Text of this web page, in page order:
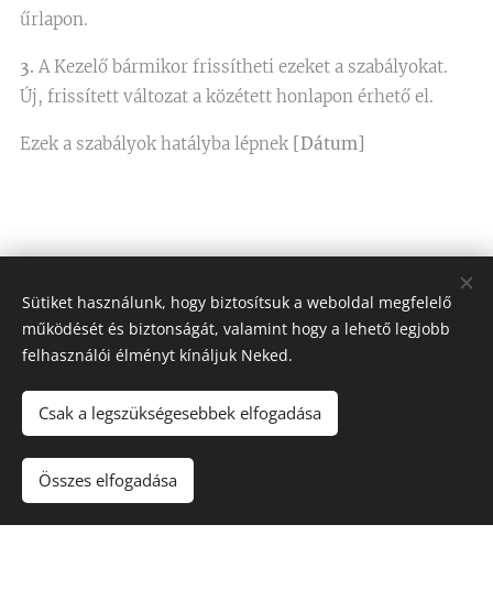
űrlapon.
3. A Kezelő bármikor frissítheti ezeket a szabályokat.
Új, frissített változat a közétett honlapon érhető el.
Ezek a szabályok hatályba lépnek [Dátum]
© 2023 Minden jog fenntartva. Tim-X Group Professional
Kft.
Sütiket használunk, hogy biztosítsuk a weboldal megfelelő
működését és biztonságát, valamint hogy a lehető legjobb
felhasználói élményt kínáljuk Neked.
Csak a legszükségesebbek elfogadása
Összes elfogadása